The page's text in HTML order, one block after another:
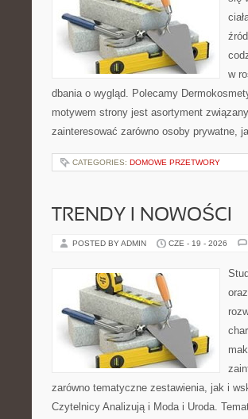
w
dbania o wygląd. Polecamy
motywem strony jest asortyment
zainteresować zarówno osoby prywatne,
CATEGORIES: DOMOWE PRZETWORY
TRENDY I NOWOŚCI
POSTED BY ADMIN CZE - 19 - 2026
zarówno tematyczne zestawienia, jak i
Czytelnicy Analizują i Moda i Uroda.